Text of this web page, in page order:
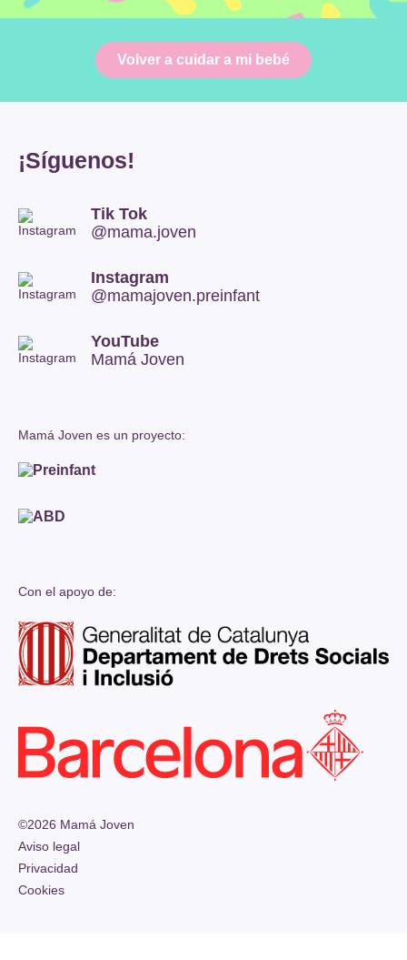
Volver a cuidar a mi bebé
¡Síguenos!
Tik Tok
@mama.joven
Instagram
@mamajoven.preinfant
YouTube
Mamá Joven
Mamá Joven es un proyecto:
Con el apoyo de:
©2026 Mamá Joven
Aviso legal
Privacidad
Cookies